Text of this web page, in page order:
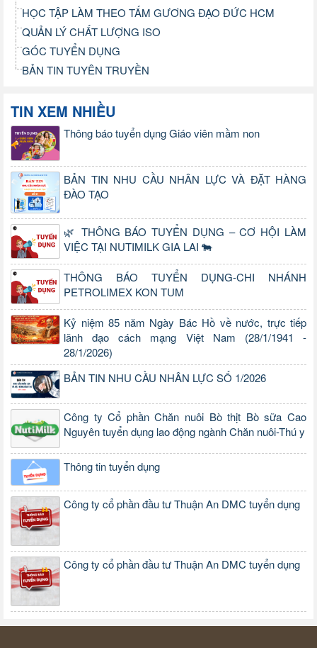
HỌC TẬP LÀM THEO TẤM GƯƠNG ĐẠO ĐỨC HCM
QUẢN LÝ CHẤT LƯỢNG ISO
GÓC TUYỂN DỤNG
BẢN TIN TUYÊN TRUYỀN
TIN XEM NHIỀU
Thông báo tuyển dụng Giáo viên mầm non
BẢN TIN NHU CẦU NHÂN LỰC VÀ ĐẶT HÀNG
ĐÀO TẠO
🌿 THÔNG BÁO TUYỂN DỤNG – CƠ HỘI LÀM
VIỆC TẠI NUTIMILK GIA LAI 🐄
THÔNG BÁO TUYỂN DỤNG-CHI NHÁNH
PETROLIMEX KON TUM
Kỷ niệm 85 năm Ngày Bác Hồ về nước, trực tiếp
lãnh đạo cách mạng Việt Nam (28/1/1941 -
28/1/2026)
BẢN TIN NHU CẦU NHÂN LỰC SỐ 1/2026
Công ty Cổ phần Chăn nuôi Bò thịt Bò sữa Cao
Nguyên tuyển dụng lao động ngành Chăn nuôi-Thú y
Thông tin tuyển dụng
Công ty cổ phần đầu tư Thuận An DMC tuyển dụng
Công ty cổ phần đầu tư Thuận An DMC tuyển dụng